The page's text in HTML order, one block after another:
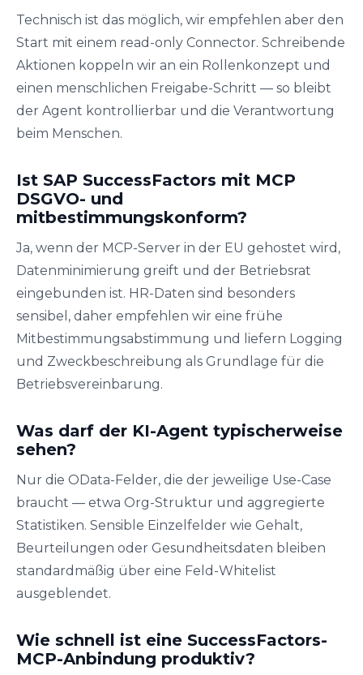
Technisch ist das möglich, wir empfehlen aber den
Start mit einem read-only Connector. Schreibende
Aktionen koppeln wir an ein Rollenkonzept und
einen menschlichen Freigabe-Schritt — so bleibt
der Agent kontrollierbar und die Verantwortung
beim Menschen.
Ist SAP SuccessFactors mit MCP
DSGVO- und
mitbestimmungskonform?
Ja, wenn der MCP-Server in der EU gehostet wird,
Datenminimierung greift und der Betriebsrat
eingebunden ist. HR-Daten sind besonders
sensibel, daher empfehlen wir eine frühe
Mitbestimmungsabstimmung und liefern Logging
und Zweckbeschreibung als Grundlage für die
Betriebsvereinbarung.
Was darf der KI-Agent typischerweise
sehen?
Nur die OData-Felder, die der jeweilige Use-Case
braucht — etwa Org-Struktur und aggregierte
Statistiken. Sensible Einzelfelder wie Gehalt,
Beurteilungen oder Gesundheitsdaten bleiben
standardmäßig über eine Feld-Whitelist
ausgeblendet.
Wie schnell ist eine SuccessFactors-
MCP-Anbindung produktiv?